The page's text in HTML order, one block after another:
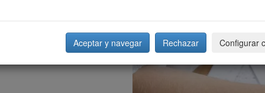
NH HotelesAceptar y navegar Rechazar Configurar